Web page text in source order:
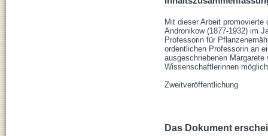
Mit dieser Arbeit
Andronikow (1877-1932) im
Professorin für
ordentlichen Professorin an
ausgeschriebenen
Wissenschaftlerinnen
Zweitveröffentlichung
Das Dokument